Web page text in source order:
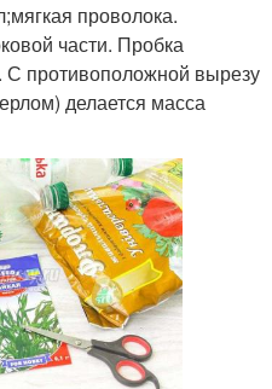
проволока.
части. Пробка
С противоположной вырезу
делается масса